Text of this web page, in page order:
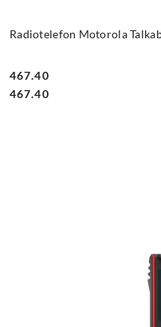
Radiotelefon Motorola
Cena:
467.40
Cena:
467.40